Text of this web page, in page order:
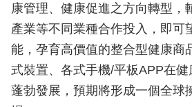
康管理、健康促進之方向轉型，
產業等不同業種合作投入，即可
能，孕育高價值的整合型健康商
式裝置、各式手機/平板APP在
蓬勃發展，預期將形成一個全球